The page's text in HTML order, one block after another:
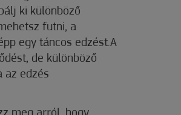
ki különböző
futni, a
egy táncos edzést.A
de különböző
az edzés